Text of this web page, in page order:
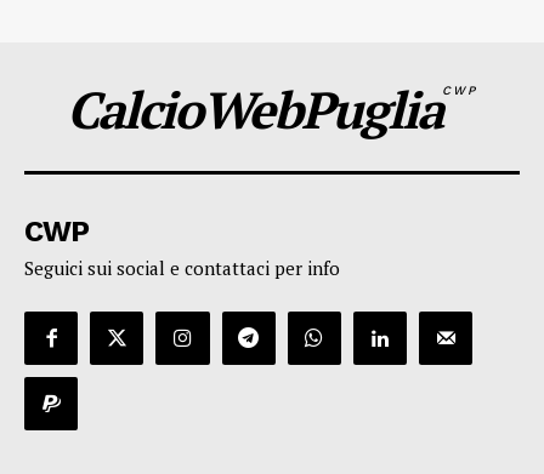
CalcioWebPugliaCWP
CWP
Seguici sui social e contattaci per info